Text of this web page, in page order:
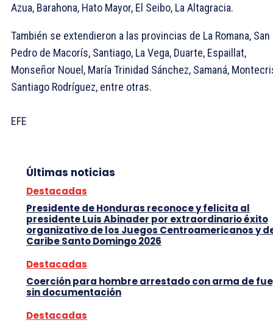
Azua, Barahona, Hato Mayor, El Seibo, La Altagracia.
También se extendieron a las provincias de La Romana, San
Pedro de Macorís, Santiago, La Vega, Duarte, Espaillat,
Monseñor Nouel, María Trinidad Sánchez, Samaná,
Santiago Rodríguez, entre otras.
EFE
Últimas noticias
Destacadas
Presidente de Honduras reconoce y felicita al
presidente Luis Abinader por extraordinario éxito
organizativo de los Juegos Centroamericanos y
Caribe Santo Domingo 2026
Destacadas
Coerción para hombre arrestado con arma de
sin documentación
Destacadas